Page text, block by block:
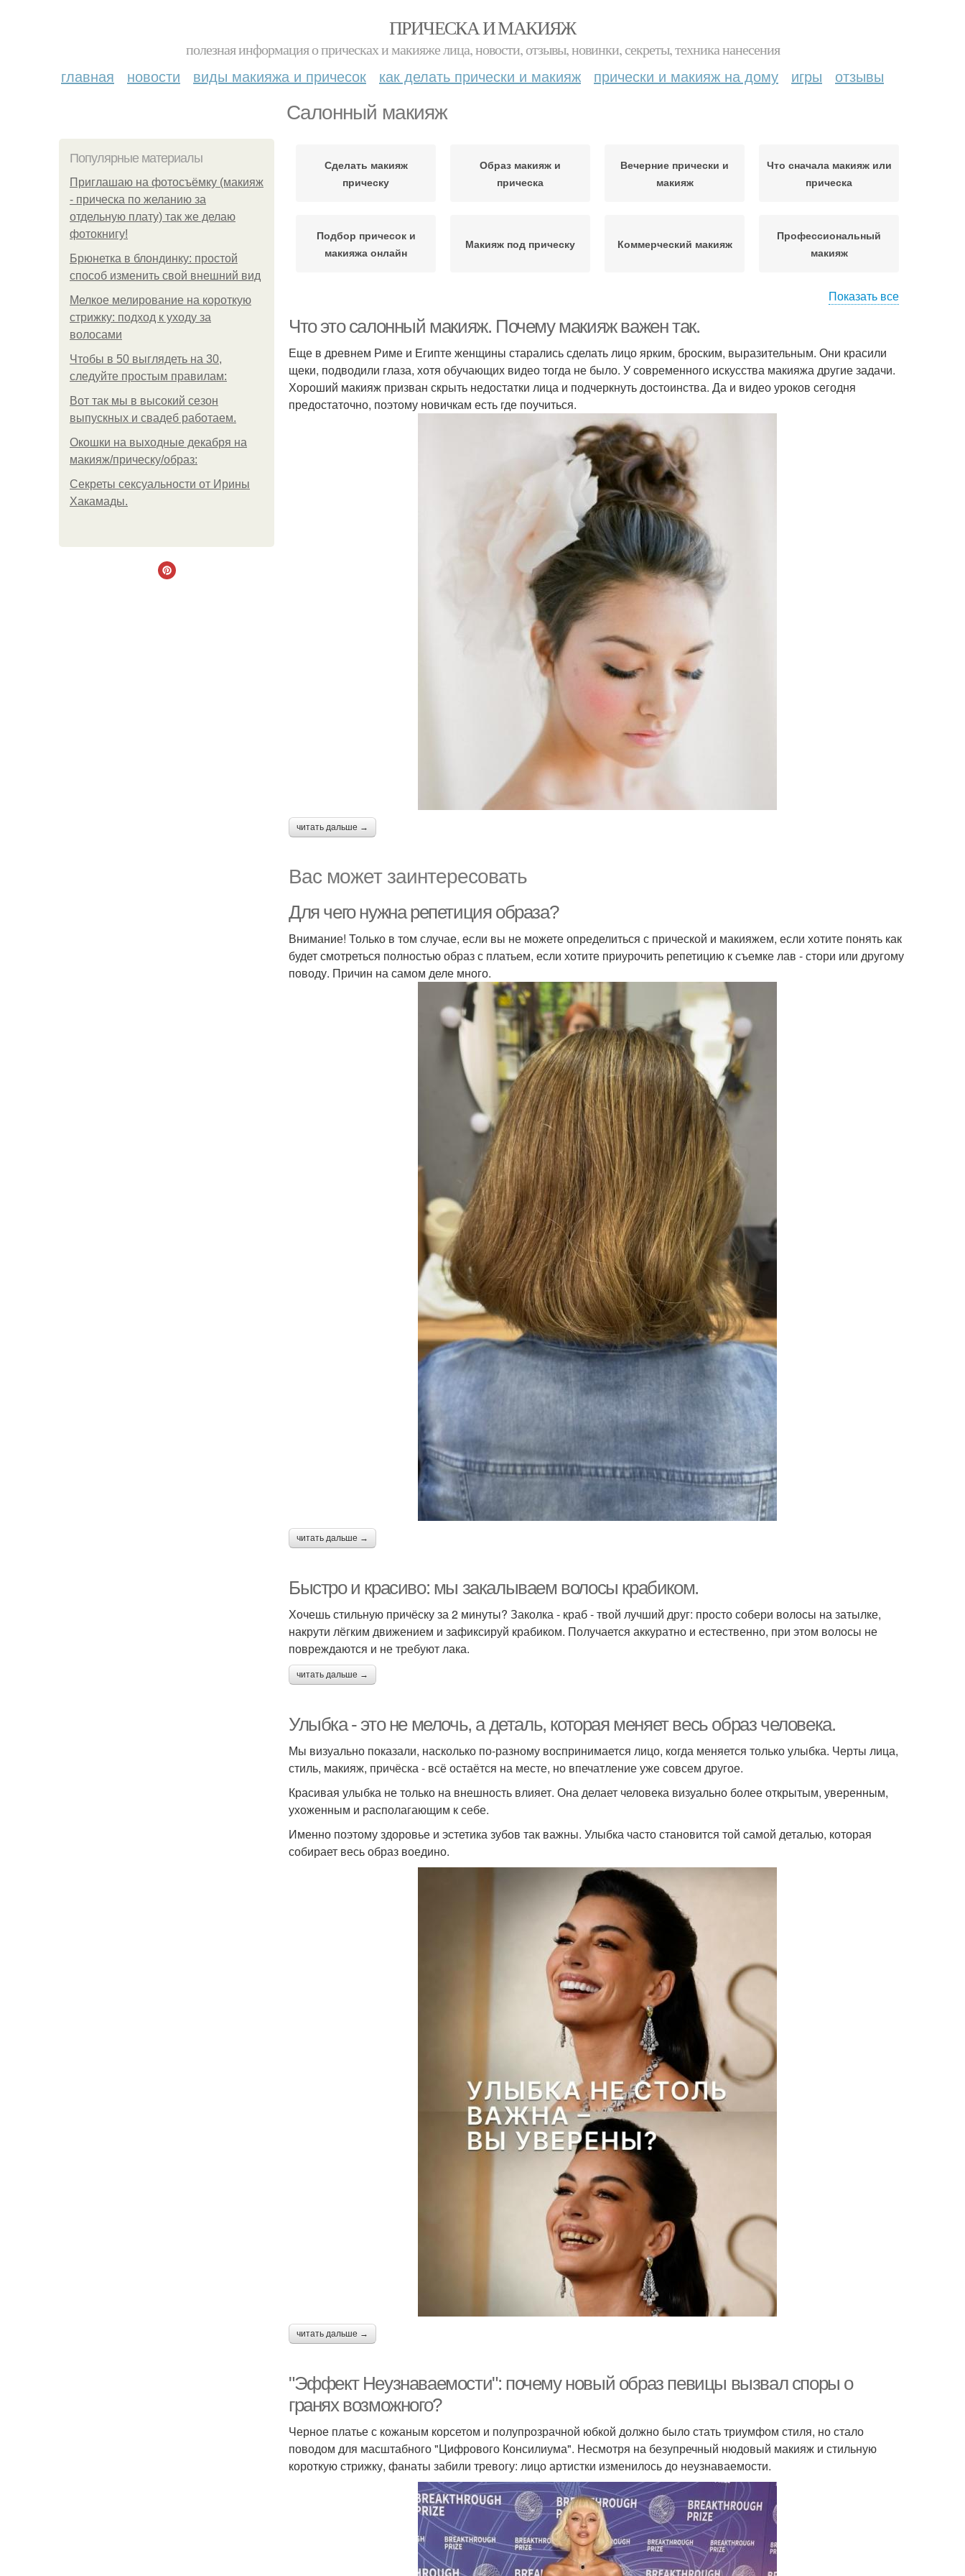
ПРИЧЕСКА И МАКИЯЖ
полезная информация о прическах и макияже лица, новости, отзывы, новинки, секреты, техника нанесения
главная новости виды макияжа и причесок как делать прически и макияж прически и макияж на дому игры отзывы
Салонный макияж
Популярные материалы
Приглашаю на фотосъёмку (макияж
- прическа по желанию за
отдельную плату) так же делаю
фотокнигу!
Брюнетка в блондинку: простой
способ изменить свой внешний вид
Мелкое мелирование на короткую
стрижку: подход к уходу за
волосами
Чтобы в 50 выглядеть на 30,
следуйте простым правилам:
Вот так мы в высокий сезон
выпускных и свадеб работаем.
Окошки на выходные декабря на
макияж/прическу/образ:
Секреты сексуальности от Ирины
Хакамады.
Сделать макияж
прическу
Образ макияж и
прическа
Вечерние прически и
макияж
Что сначала макияж или
прическа
Подбор причесок и
макияжа онлайн
Макияж под прическу Коммерческий макияж
Профессиональный
макияж
Показать все
Что это салонный макияж. Почему макияж важен так.
Еще в древнем Риме и Египте женщины старались сделать лицо ярким, броским, выразительным. Они красили
щеки, подводили глаза, хотя обучающих видео тогда не было. У современного искусства макияжа другие задачи.
Хороший макияж призван скрыть недостатки лица и подчеркнуть достоинства. Да и видео уроков сегодня
предостаточно, поэтому новичкам есть где поучиться.
читать дальше →
Вас может заинтересовать
Для чего нужна репетиция образа?
Внимание! Только в том случае, если вы не можете определиться с прической и макияжем, если хотите понять как
будет смотреться полностью образ с платьем, если хотите приурочить репетицию к съемке лав - стори или другому
поводу. Причин на самом деле много.
читать дальше →
Быстро и красиво: мы закалываем волосы крабиком.
Хочешь стильную причёску за 2 минуты? Заколка - краб - твой лучший друг: просто собери волосы на затылке,
накрути лёгким движением и зафиксируй крабиком. Получается аккуратно и естественно, при этом волосы не
повреждаются и не требуют лака.
читать дальше →
Улыбка - это не мелочь, а деталь, которая меняет весь образ человека.
Мы визуально показали, насколько по-разному воспринимается лицо, когда меняется только улыбка. Черты лица,
стиль, макияж, причёска - всё остаётся на месте, но впечатление уже совсем другое.
Красивая улыбка не только на внешность влияет. Она делает человека визуально более открытым, уверенным,
ухоженным и располагающим к себе.
Именно поэтому здоровье и эстетика зубов так важны. Улыбка часто становится той самой деталью, которая
собирает весь образ воедино.
читать дальше →
"Эффект Неузнаваемости": почему новый образ певицы вызвал споры о
гранях возможного?
Черное платье с кожаным корсетом и полупрозрачной юбкой должно было стать триумфом стиля, но стало
поводом для масштабного "Цифрового Консилиума". Несмотря на безупречный нюдовый макияж и стильную
короткую стрижку, фанаты забили тревогу: лицо артистки изменилось до неузнаваемости.